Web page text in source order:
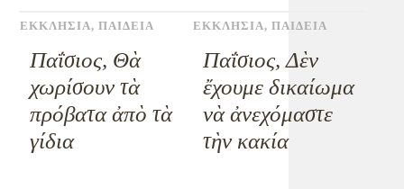
ΕΚΚΛΗΣΙΑ,ΠΑΙΔΕΙΑ
Παΐσιος, Θὰ
χωρίσουν τὰ
πρόβατα ἀπὸ τὰ
γίδια
ΕΚΚΛΗΣΙΑ, ΠΑΙΔΕΙΑ
Παΐσιος, Δὲν
ἔχουμε δικαίωμα
νὰ ἀνεχόμαστε
τὴν κακία